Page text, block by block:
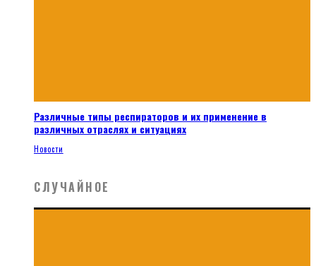
Различные типы респираторов и их применение в
различных отраслях и ситуациях
Новости
СЛУЧАЙНОЕ